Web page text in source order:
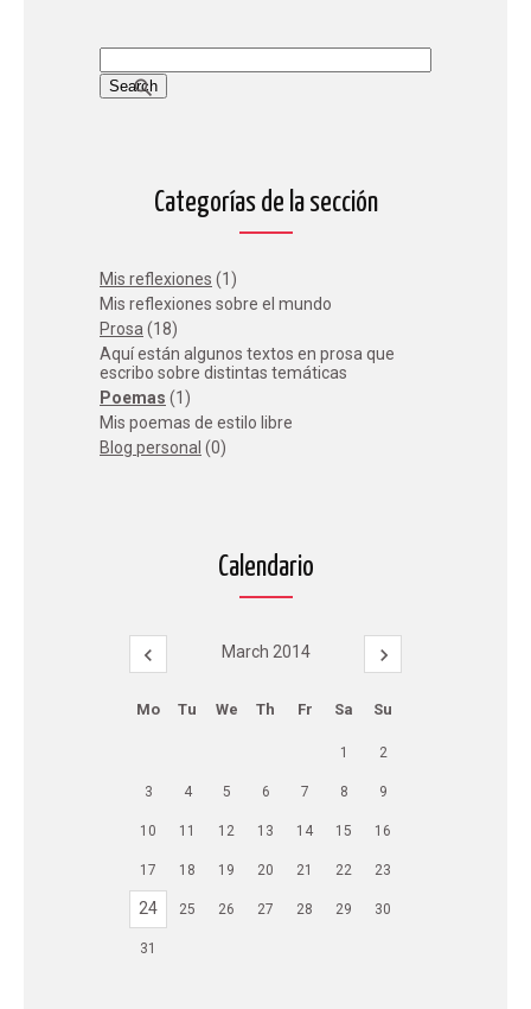
Categorías de la sección
Mis reflexiones (1)
Mis reflexiones sobre el mundo
Prosa (18)
Aquí están algunos textos en prosa que
escribo sobre distintas temáticas
Poemas (1)
Mis poemas de estilo libre
Blog personal (0)
Calendario
March 2014
Mo Tu We Th Fr Sa Su
1 2
3 4 5 6 7 8 9
10 11 12 13 14 15 16
17 18 19 20 21 22 23
24 25 26 27 28 29 30
31